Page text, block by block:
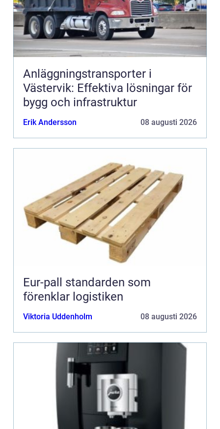
Anläggningstransporter i
Västervik: Effektiva lösningar för
bygg och infrastruktur
Erik Andersson 08 augusti 2026
Eur-pall standarden som
förenklar logistiken
Viktoria Uddenholm 08 augusti 2026